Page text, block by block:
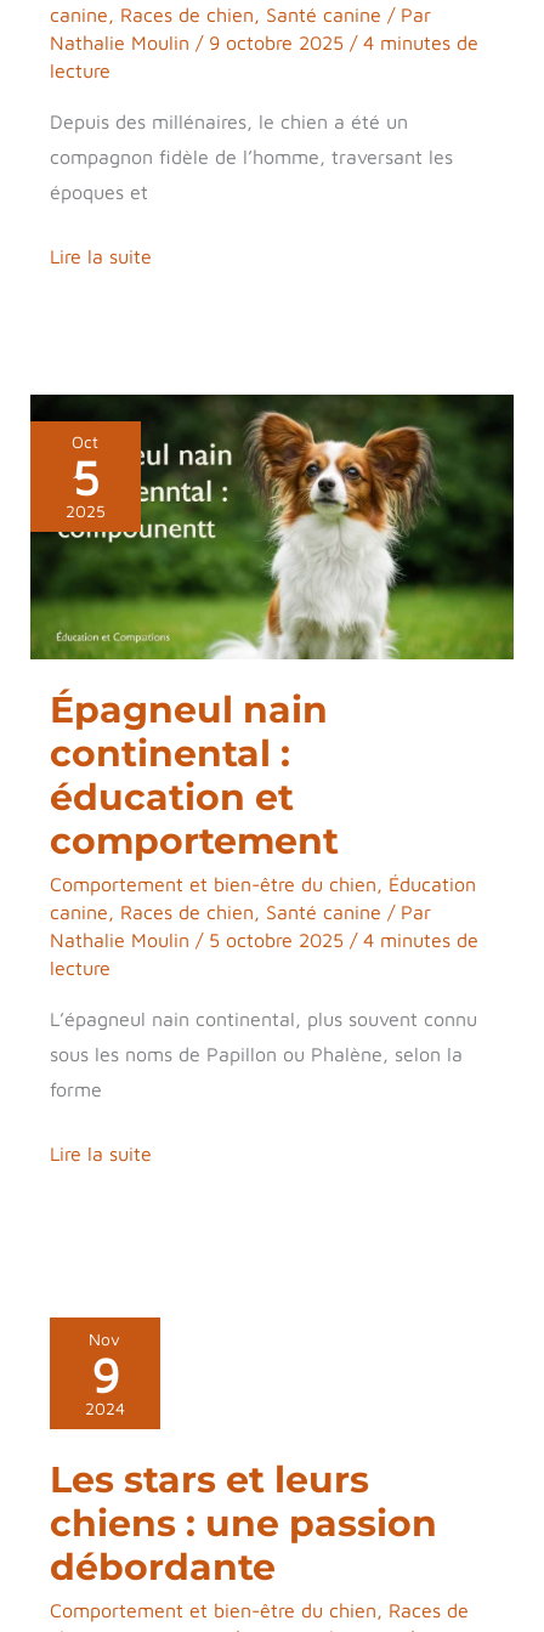
canine, Races de chien, Santé canine / Par
Nathalie Moulin / 9 octobre 2025 / 4 minutes de
lecture
Depuis des millénaires, le chien a été un
compagnon fidèle de l’homme, traversant les
époques et
Lire la suite
Oct
5
2025
Épagneul nain
continental :
éducation et
comportement
Comportement et bien-être du chien, Éducation
canine, Races de chien, Santé canine / Par
Nathalie Moulin / 5 octobre 2025 / 4 minutes de
lecture
L’épagneul nain continental, plus souvent connu
sous les noms de Papillon ou Phalène, selon la
forme
Épagneul
nain
continental
éducation
et
comportement
Lire la suite
Nov
9
2024
Les stars et leurs
chiens : une passion
débordante
Comportement et bien-être du chien, Races de
chiens
passion
débordante